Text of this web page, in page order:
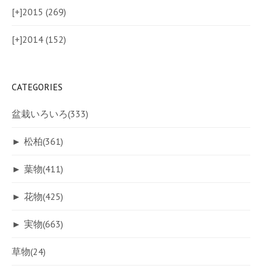
[+]2015 (269)
[+]2014 (152)
CATEGORIES
盆栽いろいろ(333)
► 松柏(361)
► 葉物(411)
► 花物(425)
► 実物(663)
草物(24)